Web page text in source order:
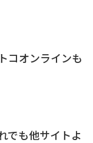
コオンラインも
でも他サイトよ